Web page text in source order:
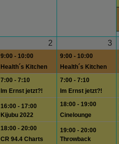
2
9:00 - 10:00
Health´s Kitchen
7:00 - 7:10
Im Ernst jetzt?!
16:00 - 17:00
Kijubu 2022
18:00 - 20:00
CR 94.4 Charts
3
9:00 - 10:00
Health´s Kitchen
7:00 - 7:10
Im Ernst jetzt?!
18:00 - 19:00
Cinelounge
19:00 - 20:00
Throwback